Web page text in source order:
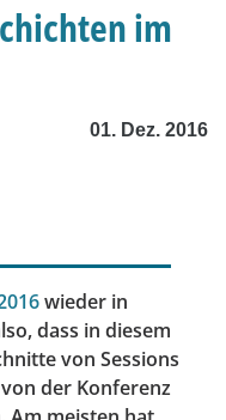
im
01. Dez. 2016
wieder in
dass in diesem
von Sessions
der Konferenz